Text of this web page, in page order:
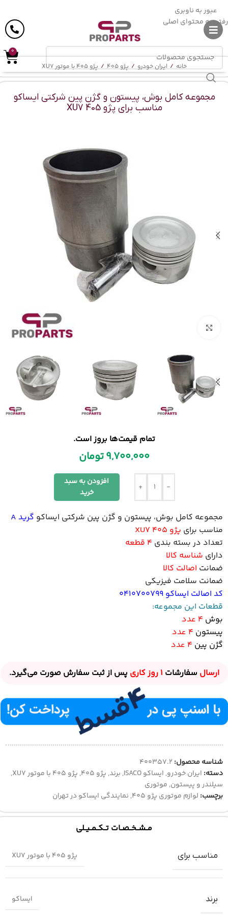
عبور به ناوبری
رفتن به محتوای اصلی
ارسال رایگان
0
خانه/ایران خودرو/پژو 405 /پژو 405 با موتور XU7
مجموعه کامل بوش، پیستون و گژن پین شرکتی ایساکو
مناسب برای پژو 405 XU7
تمام قیمت‌ها بروز است.
9,700,000تومان
-
+
افزودن به سبد
خرید
مجموعه کامل بوش، پیستون و گژن پین شرکتی ایساکو گرید A
مناسب برای پژو 405 XU7
تعداد در بسته بندی 4 قطعه
دارای شناسه کالا
ضمانت اصالت کالا
ضمانت سلامت فیزیکی
کد اصالت ایساکو 0410700799
قطعات این مجموعه:
بوش 4 عدد
پیستون 4 عدد
گژن پین 4 عدد
ارسال سفارشات 1 روز کاری پس از ثبت سفارش صورت می‌گیرد.
شناسه محصول: 400357.2
دسته: ایران خودرو, ایساکو ISACO , برند, پژو 405 , پژو 405 با موتور XU7
,
سیلندر و پیستون, موتوری
برچسب: لوازم موتوری پژو 405 , نمایندگی ایساکو در تهران
مــشــخــصــات تــکــمــیــلی
مناسب برای پژو 405 با موتور XU7
برند ایساکو